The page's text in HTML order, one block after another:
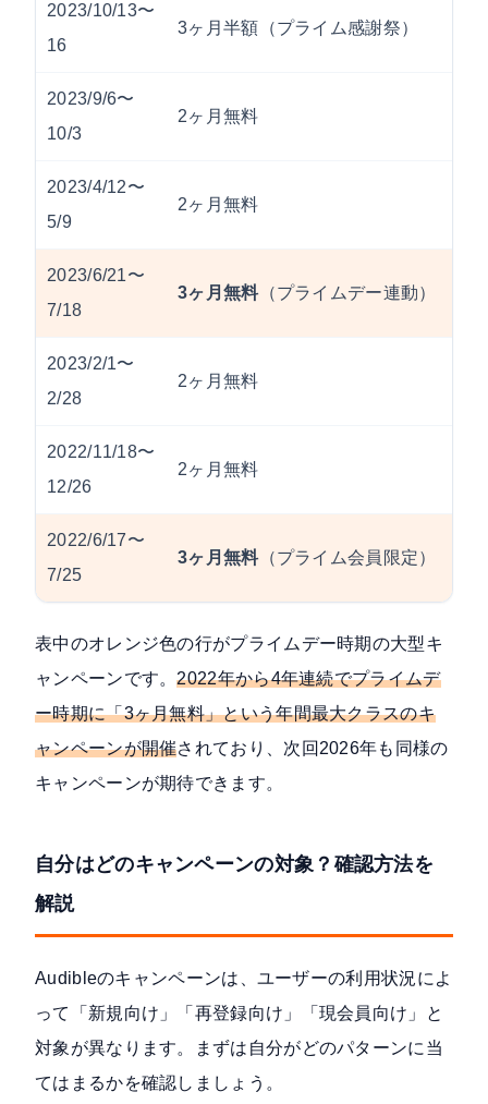
2023/10/13〜
16
3ヶ月半額（プライム感謝祭）
2023/9/6〜
10/3
2ヶ月無料
2023/4/12〜
5/9
2ヶ月無料
2023/6/21〜
7/18
3ヶ月無料（プライムデー連動）
2023/2/1〜
2/28
2ヶ月無料
2022/11/18〜
12/26
2ヶ月無料
2022/6/17〜
7/25
3ヶ月無料（プライム会員限定）
表中のオレンジ色の行がプライムデー時期の大型キ
ャンペーンです。2022年から4年連続でプライムデ
ー時期に「3ヶ月無料」という年間最大クラスのキ
ャンペーンが開催されており、次回2026年も同様の
キャンペーンが期待できます。
自分はどのキャンペーンの対象？確認方法を
解説
Audibleのキャンペーンは、ユーザーの利用状況によ
って「新規向け」「再登録向け」「現会員向け」と
対象が異なります。まずは自分がどのパターンに当
てはまるかを確認しましょう。